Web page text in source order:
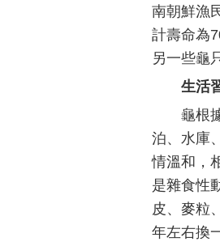
南朝鮮漁
計壽命為
另一些龜
生活
龜根
泊、水庫
情溫和，
是雜食性
皮、麥粒
年左右換